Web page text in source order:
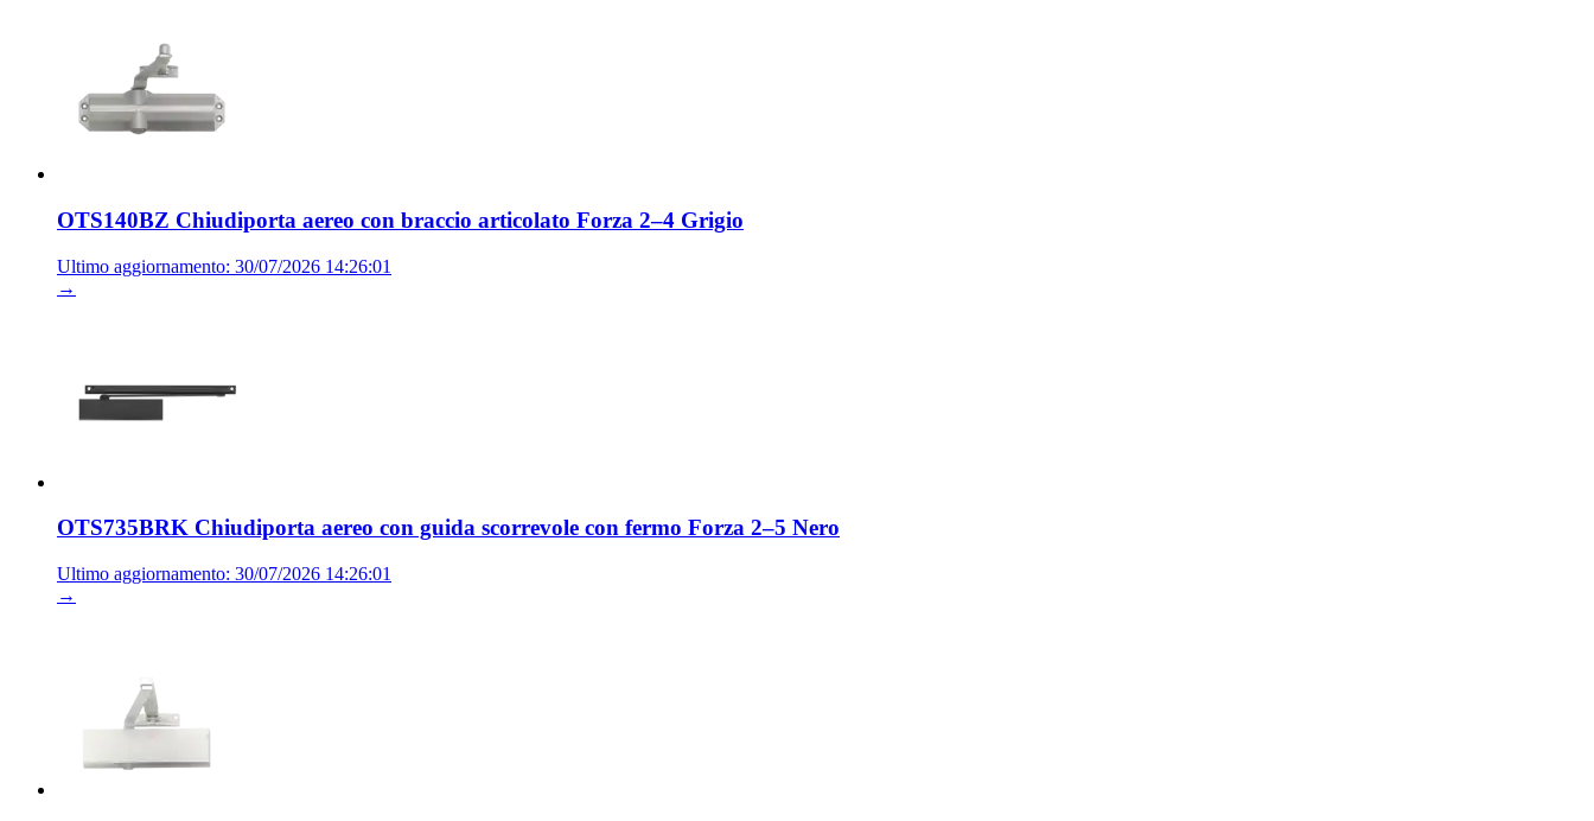
OTS140BZ Chiudiporta aereo con braccio articolato Forza 2–4 Grigio
Ultimo aggiornamento: 30/07/2026 14:26:01
→
OTS735BRK Chiudiporta aereo con guida scorrevole con fermo Forza 2–5 Nero
Ultimo aggiornamento: 30/07/2026 14:26:01
→